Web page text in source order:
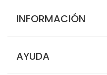
INFORMACIÓN
AYUDA